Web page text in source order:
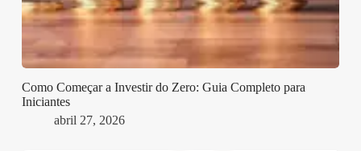
Como Começar a Investir do Zero: Guia Completo para
Iniciantes
abril 27, 2026